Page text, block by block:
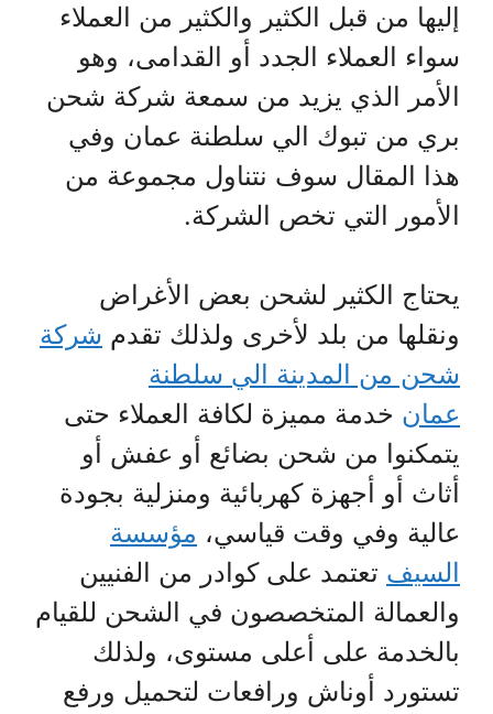
إليها من قبل الكثير والكثير من العملاء
سواء العملاء الجدد أو القدامى، وهو
الأمر الذي يزيد من سمعة شركة شحن
بري من تبوك الي سلطنة عمان وفي
هذا المقال سوف نتناول مجموعة من
الأمور التي تخص الشركة.
يحتاج الكثير لشحن بعض الأغراض
ونقلها من بلد لأخرى ولذلك تقدم شركة
شحن من المدينة الي سلطنة
عمان خدمة مميزة لكافة العملاء حتى
يتمكنوا من شحن بضائع أو عفش أو
أثاث أو أجهزة كهربائية ومنزلية بجودة
عالية وفي وقت قياسي، مؤسسة
السيف تعتمد على كوادر من الفنيين
والعمالة المتخصصون في الشحن للقيام
بالخدمة على أعلى مستوى، ولذلك
تستورد أوناش ورافعات لتحميل ورفع